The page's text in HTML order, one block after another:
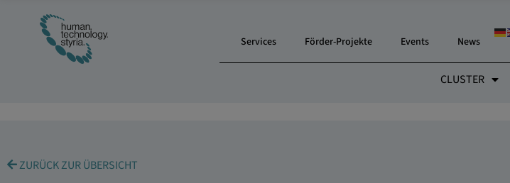
Services Förder-Projekte Events News
CLUSTER
ZURÜCK ZUR ÜBERSICHT